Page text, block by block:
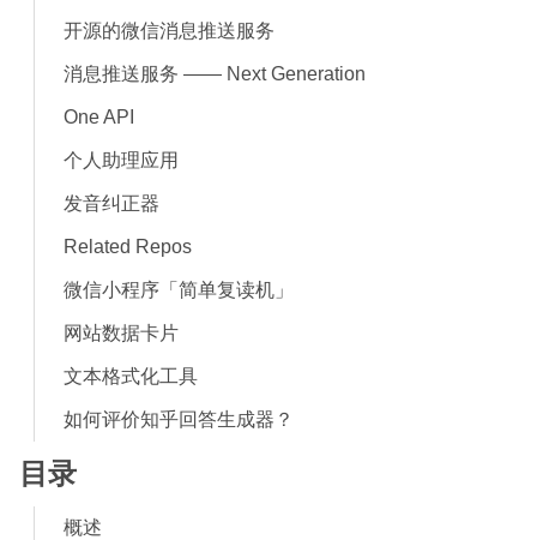
开源的微信消息推送服务
消息推送服务 —— Next Generation
One API
个人助理应用
发音纠正器
Related Repos
微信小程序「简单复读机」
网站数据卡片
文本格式化工具
如何评价知乎回答生成器？
目录
概述